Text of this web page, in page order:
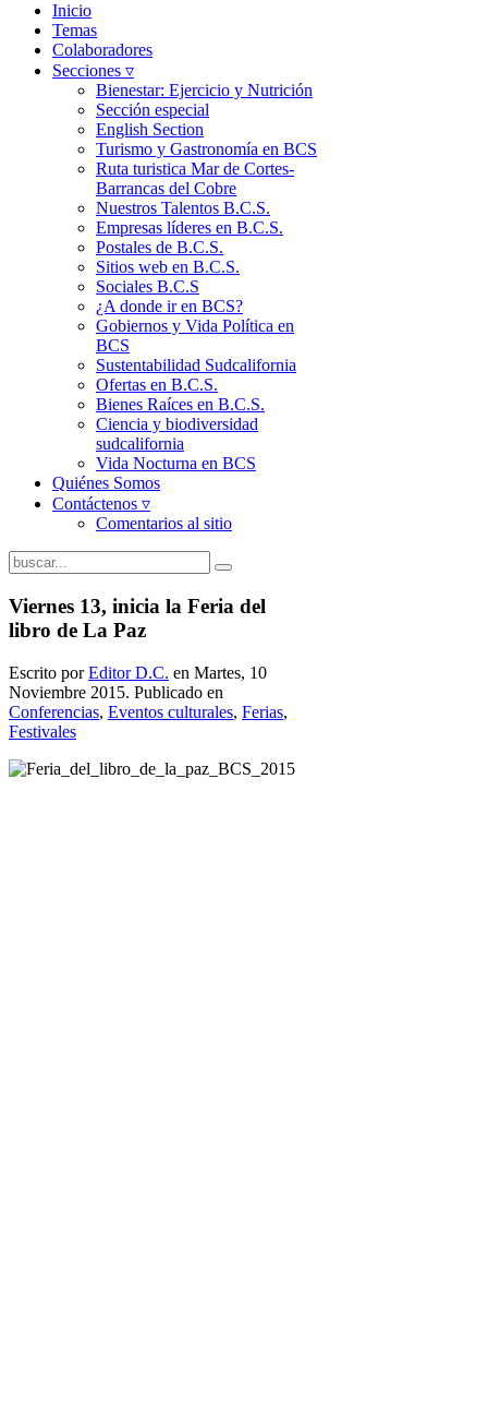
Inicio
Temas
Colaboradores
Secciones ▿
Bienestar: Ejercicio y Nutrición
Sección especial
English Section
Turismo y Gastronomía en BCS
Ruta turistica Mar de Cortes-
Barrancas del Cobre
Nuestros Talentos B.C.S.
Empresas líderes en B.C.S.
Postales de B.C.S.
Sitios web en B.C.S.
Sociales B.C.S
¿A donde ir en BCS?
Gobiernos y Vida Política en
BCS
Sustentabilidad Sudcalifornia
Ofertas en B.C.S.
Bienes Raíces en B.C.S.
Ciencia y biodiversidad
sudcalifornia
Vida Nocturna en BCS
Quiénes Somos
Contáctenos ▿
Comentarios al sitio
Viernes 13, inicia la Feria del
libro de La Paz
Escrito porEditor D.C. en Martes, 10
Noviembre 2015. Publicado en
Conferencias, Eventos culturales, Ferias,
Festivales